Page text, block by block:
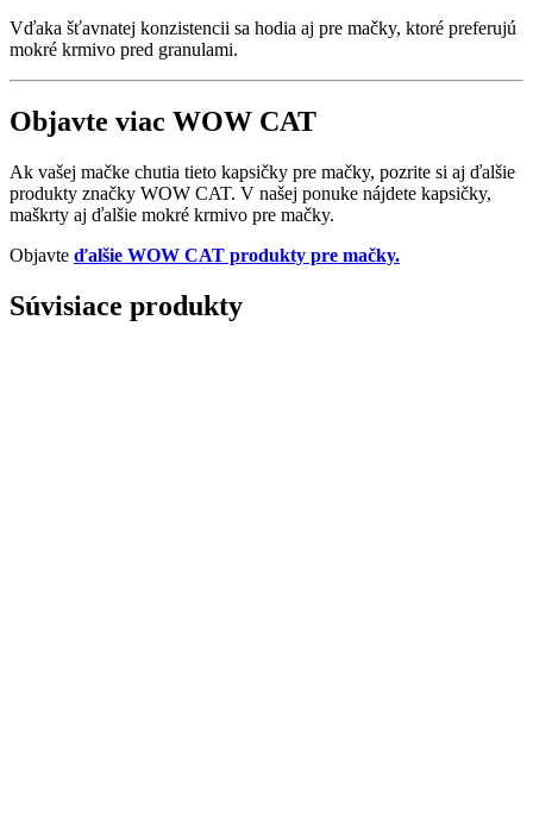
Vďaka šťavnatej konzistencii sa hodia aj pre mačky, ktoré preferujú
mokré krmivo pred granulami.
Objavte viac WOW CAT
Ak vašej mačke chutia tieto kapsičky pre mačky, pozrite si aj ďalšie
produkty značky WOW CAT. V našej ponuke nájdete kapsičky,
maškrty aj ďalšie mokré krmivo pre mačky.
Objavte ďalšie WOW CAT produkty pre mačky.
Súvisiace produkty